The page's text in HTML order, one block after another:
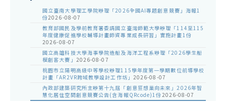
國立臺南大學理工學院辦理「2026全國AI專題創意競賽」海報1
份2026-08-07
教育部國民及學前教育署委請國立臺灣師範大學辦理「114至115
年度健康促進學校輔導計畫師資專業成長研習」實施計畫1份
2026-08-07
國立高雄科技大學海事學院造船及海洋工程系辦理「2026學生船
模創客大賽」 2026-08-07
桃園市立陽明高級中等學校辦理115學年度第一學期數位前導學校
計畫「AR2VR跨域教學設計工作坊」 2026-08-07
內政部建築研究所主辦第十九屆「創意狂想巢向未來」2026年智
慧化居住空間創意競賽公告(含海報QRcode)1份2026-08-07